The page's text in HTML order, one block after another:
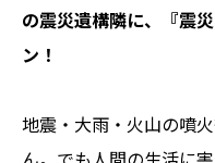
の震災遺構隣に、『震
ン！
地震・大雨・火山の噴